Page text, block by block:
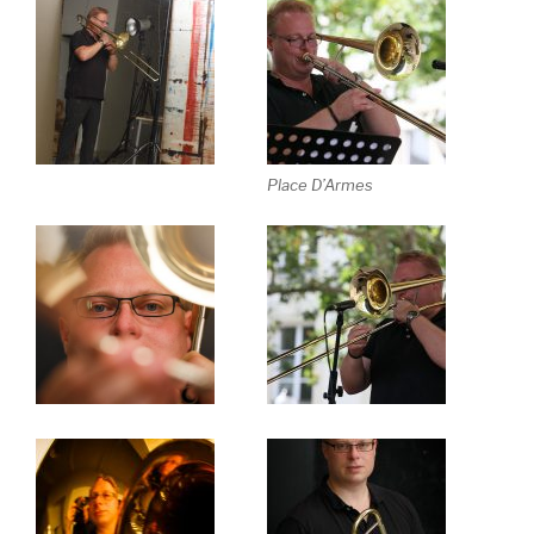
Place D’Armes